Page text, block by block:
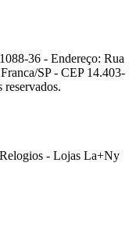
36 - Endereço: Rua
SP - CEP 14.403-
- Lojas La+Ny